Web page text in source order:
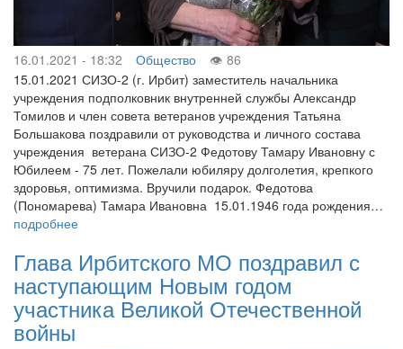
16.01.2021 - 18:32 Общество
86
15.01.2021 СИЗО-2 (г. Ирбит) заместитель начальника
учреждения подполковник внутренней службы Александр
Томилов и член совета ветеранов учреждения Татьяна
Большакова поздравили от руководства и личного состава
учреждения ветерана СИЗО-2 Федотову Тамару Ивановну с
Юбилеем - 75 лет. Пожелали юбиляру долголетия, крепкого
здоровья, оптимизма. Вручили подарок. Федотова
(Пономарева) Тамара Ивановна 15.01.1946 года рождения…
подробнее
Глава Ирбитского МО поздравил с
наступающим Новым годом
участника Великой Отечественной
войны